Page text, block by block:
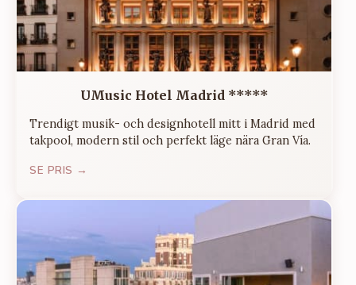
UMusic Hotel Madrid *****
Trendigt musik- och designhotell mitt i Madrid med
takpool, modern stil och perfekt läge nära Gran Vía.
SE PRIS →